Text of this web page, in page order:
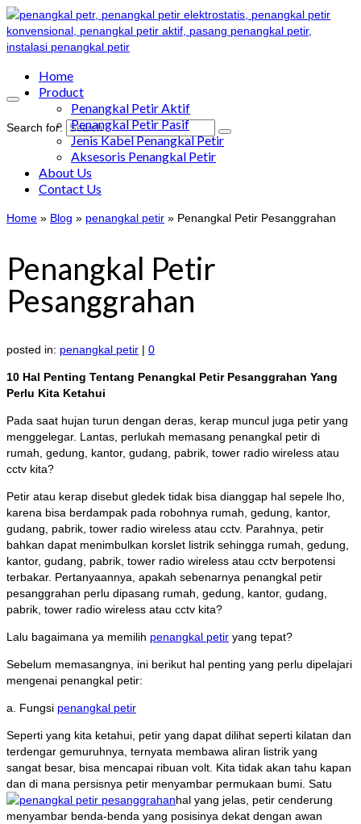
Search for:
Home
Product
Penangkal Petir Aktif
Penangkal Petir Pasif
Jenis Kabel Penangkal Petir
Aksesoris Penangkal Petir
About Us
Contact Us
Home » Blog » penangkal petir » Penangkal Petir Pesanggrahan
Penangkal Petir
Pesanggrahan
posted in: penangkal petir | 0
10 Hal Penting Tentang Penangkal Petir Pesanggrahan Yang
Perlu Kita Ketahui
Pada saat hujan turun dengan deras, kerap muncul juga petir yang
menggelegar. Lantas, perlukah memasang penangkal petir di
rumah, gedung, kantor, gudang, pabrik, tower radio wireless atau
cctv kita?
Petir atau kerap disebut gledek tidak bisa dianggap hal sepele lho,
karena bisa berdampak pada robohnya rumah, gedung, kantor,
gudang, pabrik, tower radio wireless atau cctv. Parahnya, petir
bahkan dapat menimbulkan korslet listrik sehingga rumah, gedung,
kantor, gudang, pabrik, tower radio wireless atau cctv berpotensi
terbakar. Pertanyaannya, apakah sebenarnya penangkal petir
pesanggrahan perlu dipasang rumah, gedung, kantor, gudang,
pabrik, tower radio wireless atau cctv kita?
Lalu bagaimana ya memilih penangkal petir yang tepat?
Sebelum memasangnya, ini berikut hal penting yang perlu dipelajari
mengenai penangkal petir:
a. Fungsi penangkal petir
Seperti yang kita ketahui, petir yang dapat dilihat seperti kilatan dan
terdengar gemuruhnya, ternyata membawa aliran listrik yang
sangat besar, bisa mencapai ribuan volt. Kita tidak akan tahu kapan
dan di mana persisnya petir menyambar permukaan bumi. Satu
hal yang jelas, petir cenderung
menyambar benda-benda yang posisinya dekat dengan awan